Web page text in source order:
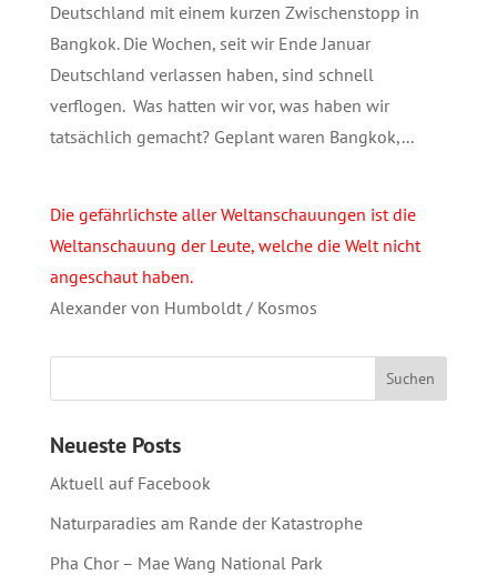
Deutschland mit einem kurzen Zwischenstopp in
Bangkok. Die Wochen, seit wir Ende Januar
Deutschland verlassen haben, sind schnell
verflogen. Was hatten wir vor, was haben wir
tatsächlich gemacht? Geplant waren Bangkok,...
Die gefährlichste aller Weltanschauungen ist die
Weltanschauung der Leute, welche die Welt nicht
angeschaut haben.
Alexander von Humboldt / Kosmos
Neueste Posts
Aktuell auf Facebook
Naturparadies am Rande der Katastrophe
Pha Chor – Mae Wang National Park